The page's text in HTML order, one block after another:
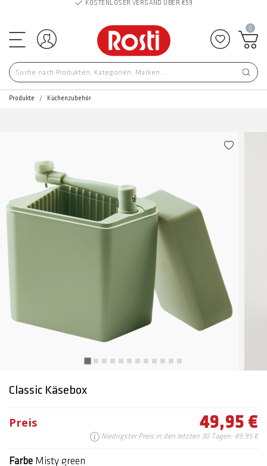
Einloggen Zu
0
Produkte Küchenzubehör
Classic Käsebox
Preis 49,95 €
Niedrigster Preis in den letzten 30 Tagen: 49,95 €
Farbe Misty green